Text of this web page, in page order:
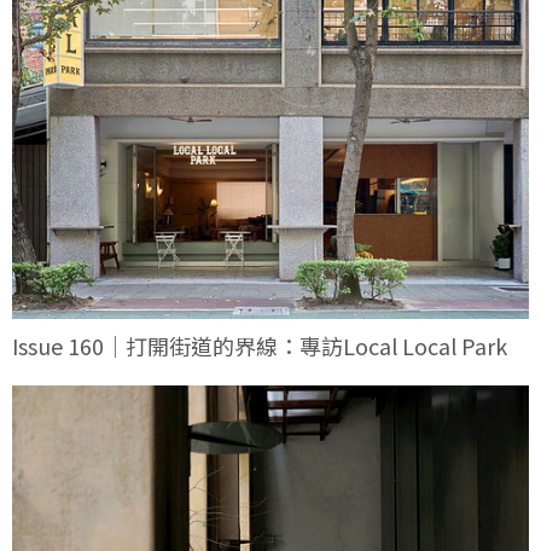
Issue 160｜打開街道的界線：專訪Local Local Park